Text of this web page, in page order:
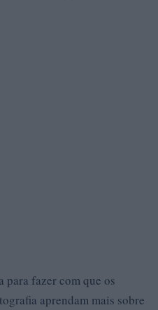
fazer com que os
aprendam mais sobre